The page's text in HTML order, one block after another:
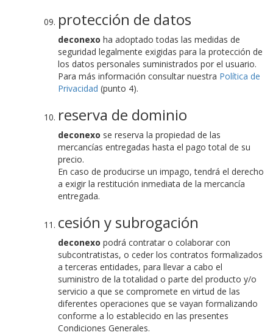
protección de datos
deconexo ha adoptado todas las medidas de
seguridad legalmente exigidas para la protección de
los datos personales suministrados por el usuario.
Para más información consultar nuestra Política de
Privacidad (punto 4).
reserva de dominio
deconexo se reserva la propiedad de las
mercancías entregadas hasta el pago total de su
precio.
En caso de producirse un impago, tendrá el derecho
a exigir la restitución inmediata de la mercancía
entregada.
cesión y subrogación
deconexo podrá contratar o colaborar con
subcontratistas, o ceder los contratos formalizados
a terceras entidades, para llevar a cabo el
suministro de la totalidad o parte del producto y/o
servicio a que se compromete en virtud de las
diferentes operaciones que se vayan formalizando
conforme a lo establecido en las presentes
Condiciones Generales.